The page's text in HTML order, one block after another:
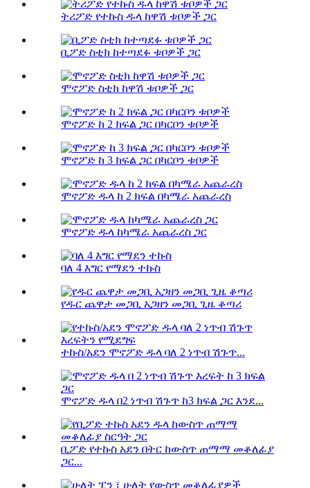
ትሪፖድ የተኩስ ዱላ ከዋሽ ቱቦዎች ጋር
ቢፖድ ስቲክ ከተጣደፉ ቱቦዎች ጋር
ሞኖፖድ ስቲክ ከዋሽ ቱቦዎች ጋር
ሞኖፖድ ከ 2 ክፍል ጋር በካርቦን ቱቦዎች
ሞኖፖድ ከ 3 ክፍል ጋር በካርቦን ቱቦዎች
ሞኖፖድ ዱላ ከ 2 ክፍል በካሜራ አጨራረስ
ሞኖፖድ ዱላ ከካሜራ አጨራረስ ጋር
ባለ 4 እግር የማደን ተኩስ
የዱር ጨዋታ መጋቢ አጋዘን መጋቢ ጊዜ ቆጣሪ
ተኩስ/አደን ሞኖፖድ ዱላ ባለ 2 ነጥብ ሽጉጥ...
ሞኖፖድ ዱላ በ2 ነጥብ ሽጉጥ ከ3 ክፍል ጋር እንደ...
ቢፖድ የተኩስ አደን በትር ከውስጥ ጠማማ መቆለፊያ
ጋር...